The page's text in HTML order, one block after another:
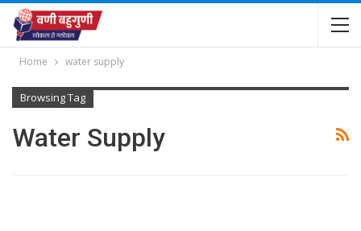
Home water supply
Browsing Tag
Water Supply